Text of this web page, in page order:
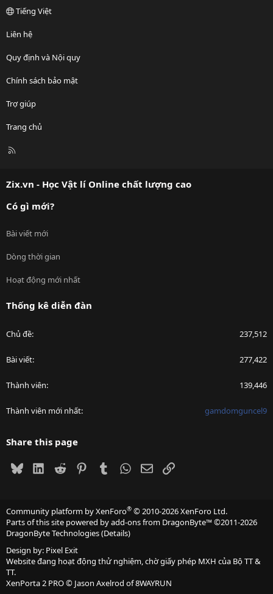
Tiếng Việt
Liên hệ
Quy định và Nội quy
Chính sách bảo mật
Trợ giúp
Trang chủ
R
Zix.vn - Học Vật lí Online chất lượng cao
Có gì mới?
Bài viết mới
Dòng thời gian
Hoạt động mới nhất
Thống kê diễn đàn
Chủ đề 237,512
Bài viết 277,422
Thành viên 139,446
Thành viên mới nhất gamdomguncel9
Share this page
BlueskyLinkedIn
Reddit PinterestTumblrWhatsApp
EmailLink
Community platform by XenForo® © 2010-2026 XenForo Ltd.
Parts of this site powered byadd-ons from DragonByte™©2011-2026
DragonByte Technologies(Details)
Design by: Pixel Exit
Website đang hoạt động thử nghiệm, chờ giấy phép MXH của Bộ TT &
TT.
XenPorta 2 PRO© Jason Axelrod of8WAYRUN